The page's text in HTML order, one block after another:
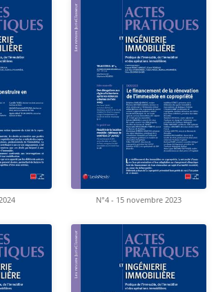
N°4 - 15 novembre 2023